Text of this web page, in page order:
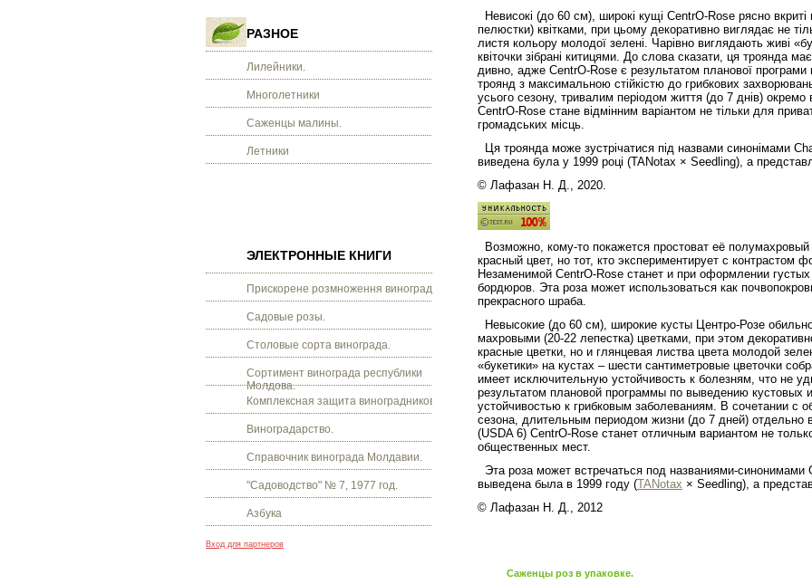
РАЗНОЕ
Лилейники.
Многолетники
Саженцы малины.
Летники
ЭЛЕКТРОННЫЕ КНИГИ
Прискорене розмноження винограду.
Садовые розы.
Столовые сорта винограда.
Сортимент винограда республики
Молдова.
Комплексная защита виноградников.
Виноградарство.
Справочник винограда Молдавии.
"Садоводство" № 7, 1977 год.
Азбука
Вход для партнеров
Невисокі (до 60 см), широкі кущі CentrO-Rose рясно
пелюстки) квітками, при цьому декоративно виглядає не
листя кольору молодої зелені. Чарівно виглядають живі
квіточки зібрані китицями. До слова сказати, ця троянда
дивно, адже CentrO-Rose є результатом планової
троянд з максимальною стійкістю до грибкових
усього сезону, тривалим періодом життя (до 7 днів) окремо
CentrO-Rose стане відмінним варіантом не тільки для
громадських місць.
Ця троянда може зустрічатися під назвами синонімами
виведена була у 1999 році (TANotax × Seedling), а
© Лафазан Н. Д., 2020.
Возможно, кому-то покажется простоват её полумахровый
красный цвет, но тот, кто экспериментирует с контрастом
Незаменимой CentrO-Rose станет и при оформлении
бордюров. Эта роза может использоваться как
прекрасного шраба.
Невысокие (до 60 см), широкие кусты Центро-Розе
махровыми (20-22 лепестка) цветками, при этом
красные цветки, но и глянцевая листва цвета молодой
«букетики» на кустах – шести сантиметровые цветочки
имеет исключительную устойчивость к болезням, что не
результатом плановой программы по выведению кустовых
устойчивостью к грибковым заболеваниям. В сочетании с
сезона, длительным периодом жизни (до 7 дней) отдельно
(USDA 6) CentrO-Rose станет отличным вариантом не
общественных мест.
Эта роза может встречаться под названиями-
выведена была в 1999 году (TANotax × Seedling), а
© Лафазан Н. Д., 2012
Саженцы роз в упаковке.